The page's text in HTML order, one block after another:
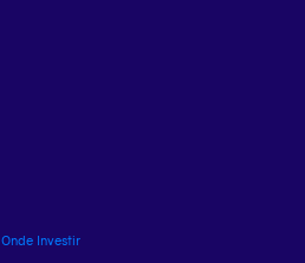
Onde Investir